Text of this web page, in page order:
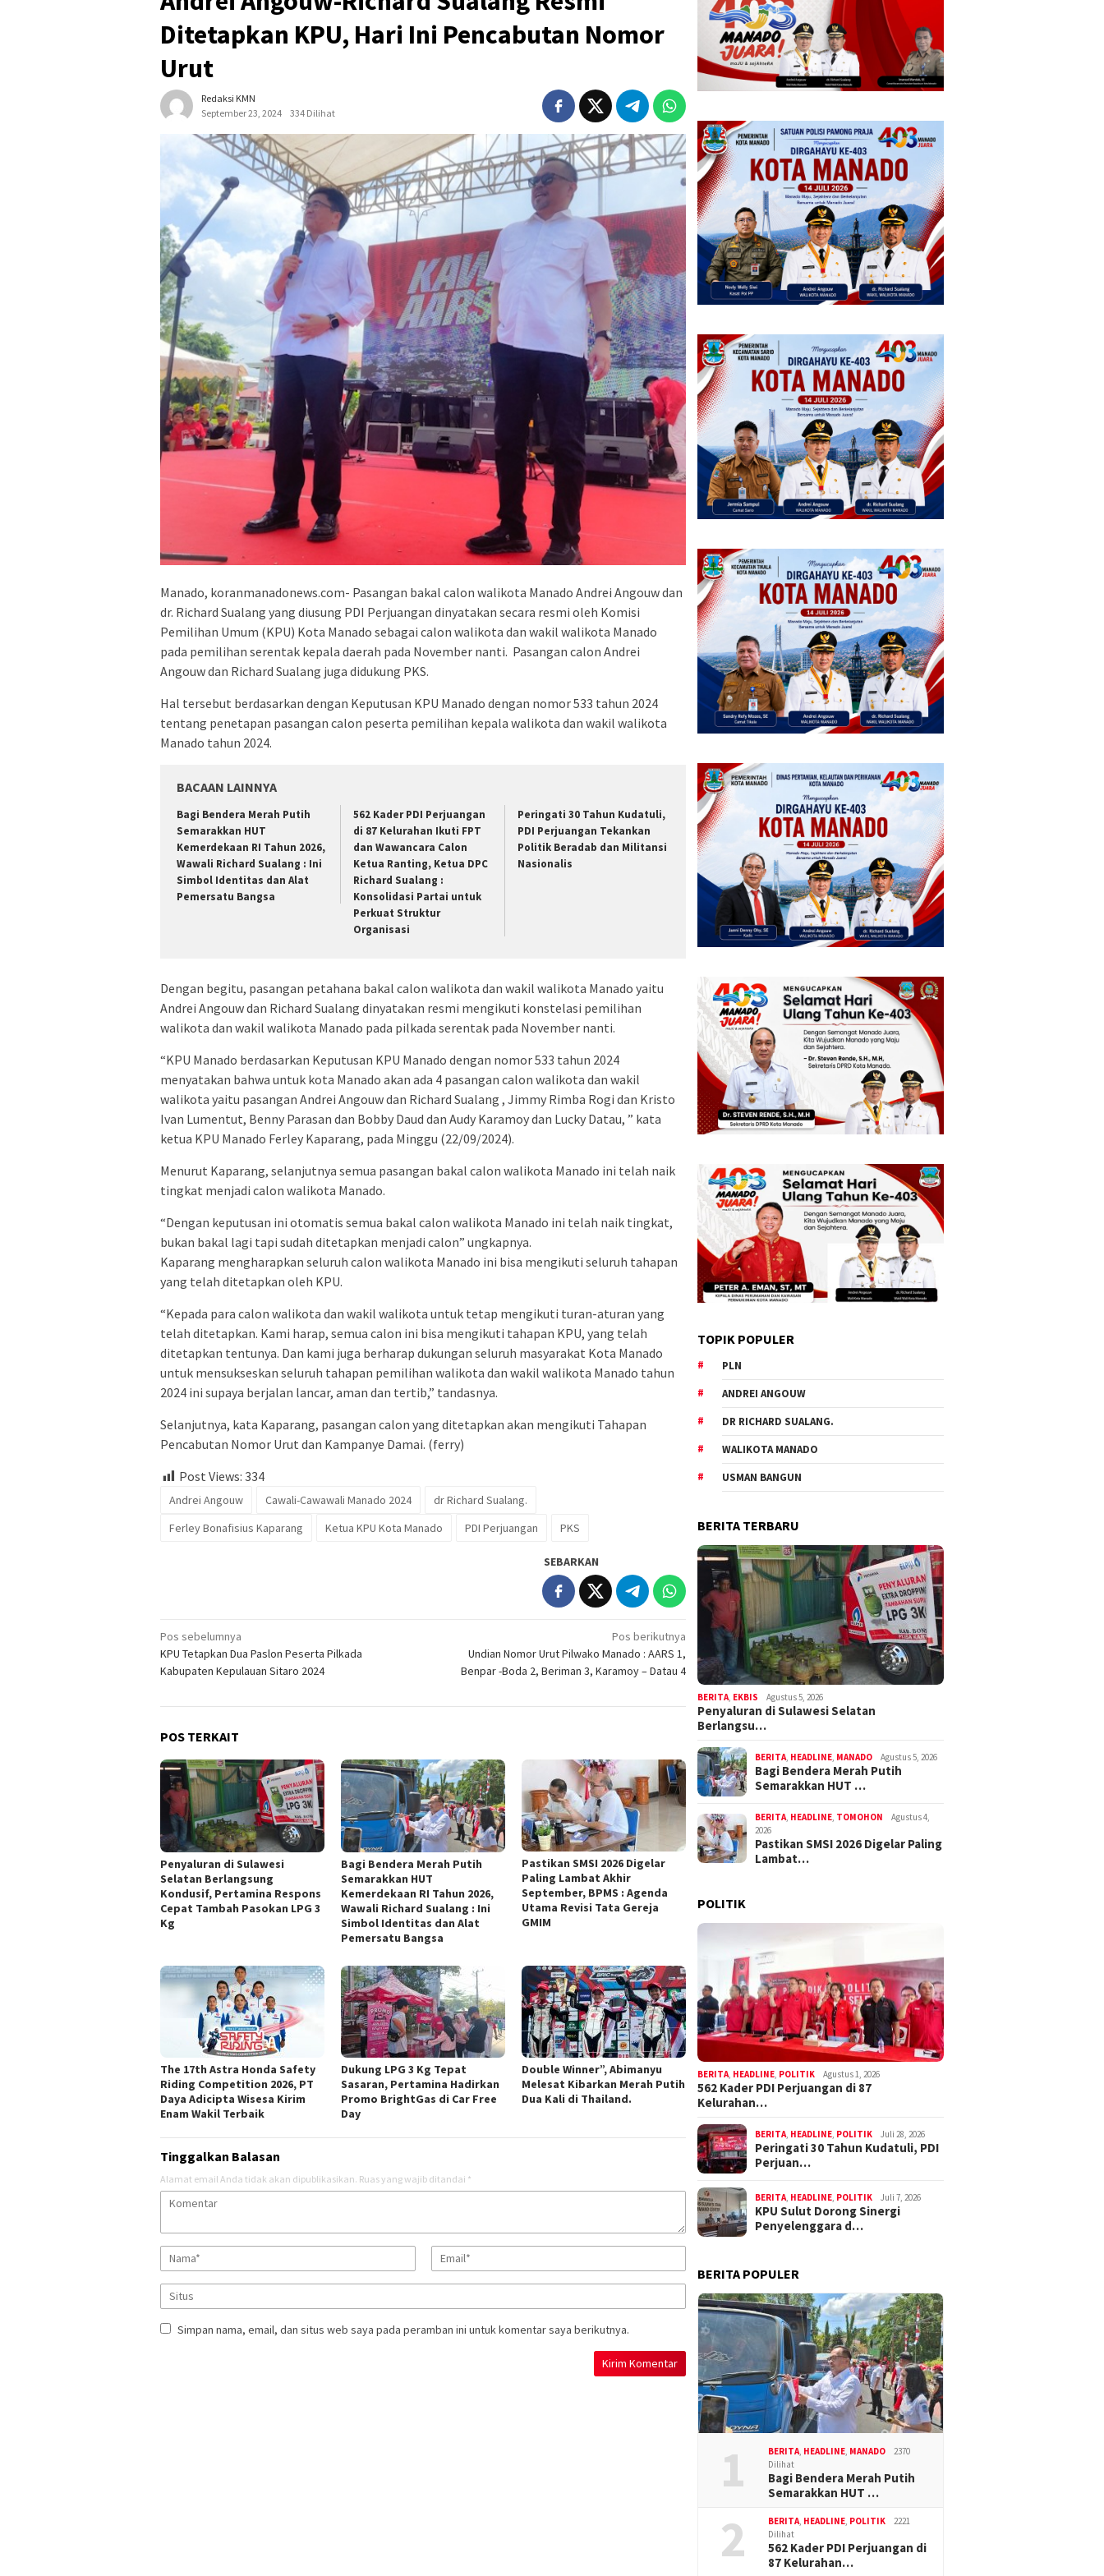
Ditetapkan KPU, Hari Ini Pencabutan Nomor
Urut
Redaksi KMN
September 23, 2024
334 Dilihat
Manado, koranmanadonews.com- Pasangan bakal calon walikota Manado Andrei Angouw dan
dr. Richard Sualang yang diusung PDI Perjuangan dinyatakan secara resmi oleh Komisi
Pemilihan Umum (KPU) Kota Manado sebagai calon walikota dan wakil walikota Manado
pada pemilihan serentak kepala daerah pada November nanti. Pasangan calon Andrei
Angouw dan Richard Sualang juga didukung PKS.
Hal tersebut berdasarkan dengan Keputusan KPU Manado dengan nomor 533 tahun 2024
tentang penetapan pasangan calon peserta pemilihan kepala walikota dan wakil walikota
Manado tahun 2024.
BACAAN LAINNYA
Bagi Bendera Merah Putih
Semarakkan HUT
Kemerdekaan RI Tahun 2026,
Wawali Richard Sualang : Ini
Simbol Identitas dan Alat
Pemersatu Bangsa
562 Kader PDI Perjuangan
di 87 Kelurahan Ikuti FPT
dan Wawancara Calon
Ketua Ranting, Ketua DPC
Richard Sualang :
Konsolidasi Partai untuk
Perkuat Struktur
Organisasi
Peringati 30 Tahun Kudatuli,
PDI Perjuangan Tekankan
Politik Beradab dan Militansi
Nasionalis
Dengan begitu, pasangan petahana bakal calon walikota dan wakil walikota Manado yaitu
Andrei Angouw dan Richard Sualang dinyatakan resmi mengikuti konstelasi pemilihan
walikota dan wakil walikota Manado pada pilkada serentak pada November nanti.
“KPU Manado berdasarkan Keputusan KPU Manado dengan nomor 533 tahun 2024
menyatakan bahwa untuk kota Manado akan ada 4 pasangan calon walikota dan wakil
walikota yaitu pasangan Andrei Angouw dan Richard Sualang , Jimmy Rimba Rogi dan Kristo
Ivan Lumentut, Benny Parasan dan Bobby Daud dan Audy Karamoy dan Lucky Datau, ” kata
ketua KPU Manado Ferley Kaparang, pada Minggu (22/09/2024).
Menurut Kaparang, selanjutnya semua pasangan bakal calon walikota Manado ini telah naik
tingkat menjadi calon walikota Manado.
“Dengan keputusan ini otomatis semua bakal calon walikota Manado ini telah naik tingkat,
bukan bakal lagi tapi sudah ditetapkan menjadi calon” ungkapnya.
Kaparang mengharapkan seluruh calon walikota Manado ini bisa mengikuti seluruh tahapan
yang telah ditetapkan oleh KPU.
“Kepada para calon walikota dan wakil walikota untuk tetap mengikuti turan-aturan yang
telah ditetapkan. Kami harap, semua calon ini bisa mengikuti tahapan KPU, yang telah
ditetapkan tentunya. Dan kami juga berharap dukungan seluruh masyarakat Kota Manado
untuk mensukseskan seluruh tahapan pemilihan walikota dan wakil walikota Manado tahun
2024 ini supaya berjalan lancar, aman dan tertib,” tandasnya.
Selanjutnya, kata Kaparang, pasangan calon yang ditetapkan akan mengikuti Tahapan
Pencabutan Nomor Urut dan Kampanye Damai. (ferry)
Post Views: 334
Andrei Angouw Cawali-Cawawali Manado 2024
dr Richard Sualang.
Ferley Bonafisius Kaparang
Ketua KPU Kota Manado PDI Perjuangan PKS
SEBARKAN
Navigasi
pos
Pos sebelumnya
KPU Tetapkan Dua Paslon Peserta Pilkada
Kabupaten Kepulauan Sitaro 2024
Pos berikutnya
Undian Nomor Urut Pilwako Manado : AARS 1,
Benpar -Boda 2, Beriman 3, Karamoy – Datau 4
POS TERKAIT
Penyaluran di Sulawesi
Selatan Berlangsung
Kondusif, Pertamina Respons
Cepat Tambah Pasokan LPG 3
Kg
Bagi Bendera Merah Putih
Semarakkan HUT
Kemerdekaan RI Tahun 2026,
Wawali Richard Sualang : Ini
Simbol Identitas dan Alat
Pemersatu Bangsa
Pastikan SMSI 2026 Digelar
Paling Lambat Akhir
September, BPMS : Agenda
Utama Revisi Tata Gereja
GMIM
The 17th Astra Honda Safety
Riding Competition 2026, PT
Daya Adicipta Wisesa Kirim
Enam Wakil Terbaik
Dukung LPG 3 Kg Tepat
Sasaran, Pertamina Hadirkan
Promo BrightGas di Car Free
Day
Double Winner”, Abimanyu
Melesat Kibarkan Merah Putih
Dua Kali di Thailand.
Tinggalkan Balasan
Alamat email Anda tidak akan dipublikasikan. Ruas yang wajib ditandai *
Simpan nama, email, dan situs web saya pada peramban ini untuk komentar saya berikutnya.
TOPIK POPULER
PLN
ANDREI ANGOUW
DR RICHARD SUALANG.
WALIKOTA MANADO
USMAN BANGUN
BERITA TERBARU
BERITA EKBIS Agustus 5, 2026
Penyaluran di Sulawesi Selatan
Berlangsu…
BERITA HEADLINE MANADO Agustus 5, 2026
Bagi Bendera Merah Putih
Semarakkan HUT …
BERITA HEADLINE TOMOHON
Agustus 4,
2026
Pastikan SMSI 2026 Digelar Paling
Lambat…
POLITIK
BERITA, HEADLINE, POLITIK Agustus 1, 2026
562 Kader PDI Perjuangan di 87
Kelurahan…
BERITA, HEADLINE, POLITIK Juli 28, 2026
Peringati 30 Tahun Kudatuli, PDI
Perjuan…
BERITA, HEADLINE, POLITIK Juli 7, 2026
KPU Sulut Dorong Sinergi
Penyelenggara d…
BERITA POPULER
1 BERITA, HEADLINE, MANADO
2370
Dilihat
Bagi Bendera Merah Putih
Semarakkan HUT …
2 BERITA, HEADLINE, POLITIK
2221
Dilihat
562 Kader PDI Perjuangan di
87 Kelurahan…